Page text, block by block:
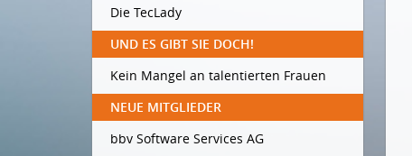
Die TecLady
UND ES GIBT SIE DOCH!
Kein Mangel an talentierten Frauen
NEUE MITGLIEDER
bbv Software Services AG